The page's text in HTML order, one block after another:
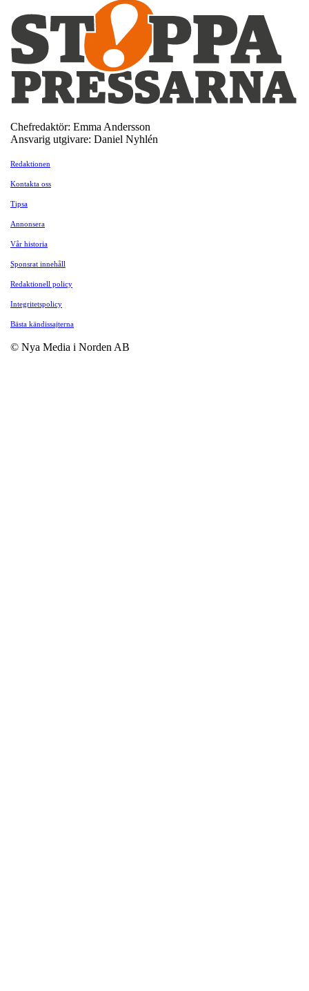
Chefredaktör: Emma Andersson
Ansvarig utgivare: Daniel Nyhlén
Redaktionen
Kontakta oss
Tipsa
Annonsera
Vår historia
Sponsrat innehåll
Redaktionell policy
Integritetspolicy
Bästa kändissajterna
© Nya Media i Norden AB